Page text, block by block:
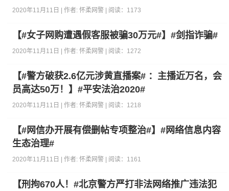
2020年11月11日 | 作者:怀柔网警 | 阅读： 1173
【#女子网购遭遇假客服被骗30万元#】#剑指诈骗#
2020年11月11日 | 作者:怀柔网警 | 阅读： 1272
【#警方破获2.6亿元涉黄直播案# ：主播近万名，会
员高达50万！】#平安法治2020#
2020年11月11日 | 作者:怀柔网警 | 阅读： 1218
【#网信办开展有偿删帖专项整治#】#网络信息内容
生态治理#
2020年11月11日 | 作者:怀柔网警 | 阅读： 1161
【刑拘670人！#北京警方严打非法网络推广违法犯